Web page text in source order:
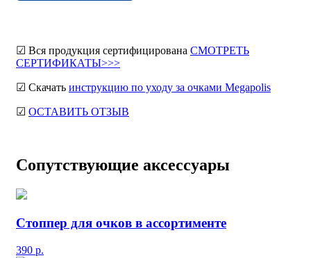
☑ Вся продукция сертифицирована СМОТРЕТЬ
СЕРТИФИКАТЫ>>>
☑ Скачать инструкцию по уходу за очками Megapolis
☑ ОСТАВИТЬ ОТЗЫВ
Сопутствующие аксессуары
Стоппер для очков в ассортименте
390 р.